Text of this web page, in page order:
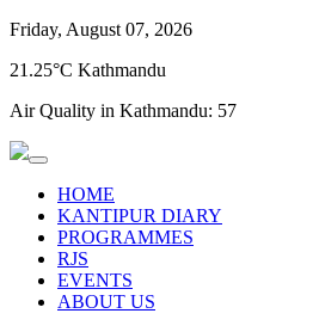
Friday, August 07, 2026
21.25°C Kathmandu
Air Quality in Kathmandu: 57
HOME
KANTIPUR DIARY
PROGRAMMES
RJS
EVENTS
ABOUT US